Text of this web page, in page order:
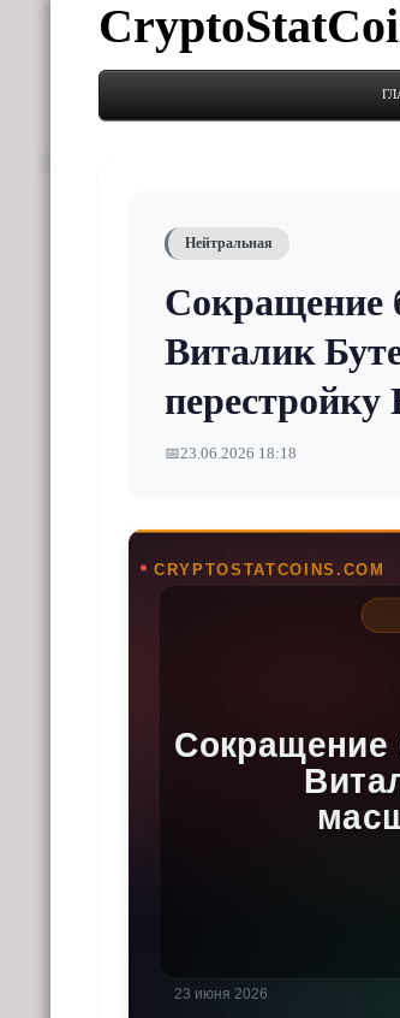
Нейтральная
Сокращение
Виталик
перестройку
📅23.06.2026 18:18